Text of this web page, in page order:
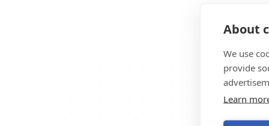
About
We use
provide
Learn